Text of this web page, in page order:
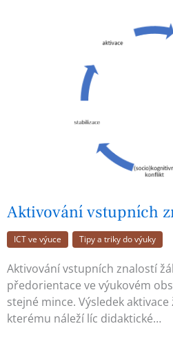
Aktivování vstupních
ICT ve výuce Tipy a triky do výuky
Aktivování vstupních znalostí
předorientace ve výukovém
stejné mince. Výsledek
kterému náleží líc didaktické…